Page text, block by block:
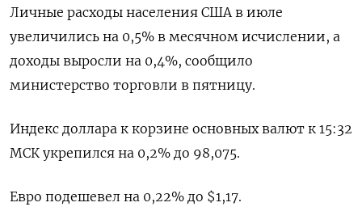
Личные расходы населения США в июле
увеличились на 0,5% в месячном исчислении, а
доходы выросли на 0,4%, сообщило
министерство торговли в пятницу.
Индекс доллара к корзине основных валют к 15:32
МСК укрепился на 0,2% до 98,075​.
Евро подешевел на 0,22% до $1,17​.